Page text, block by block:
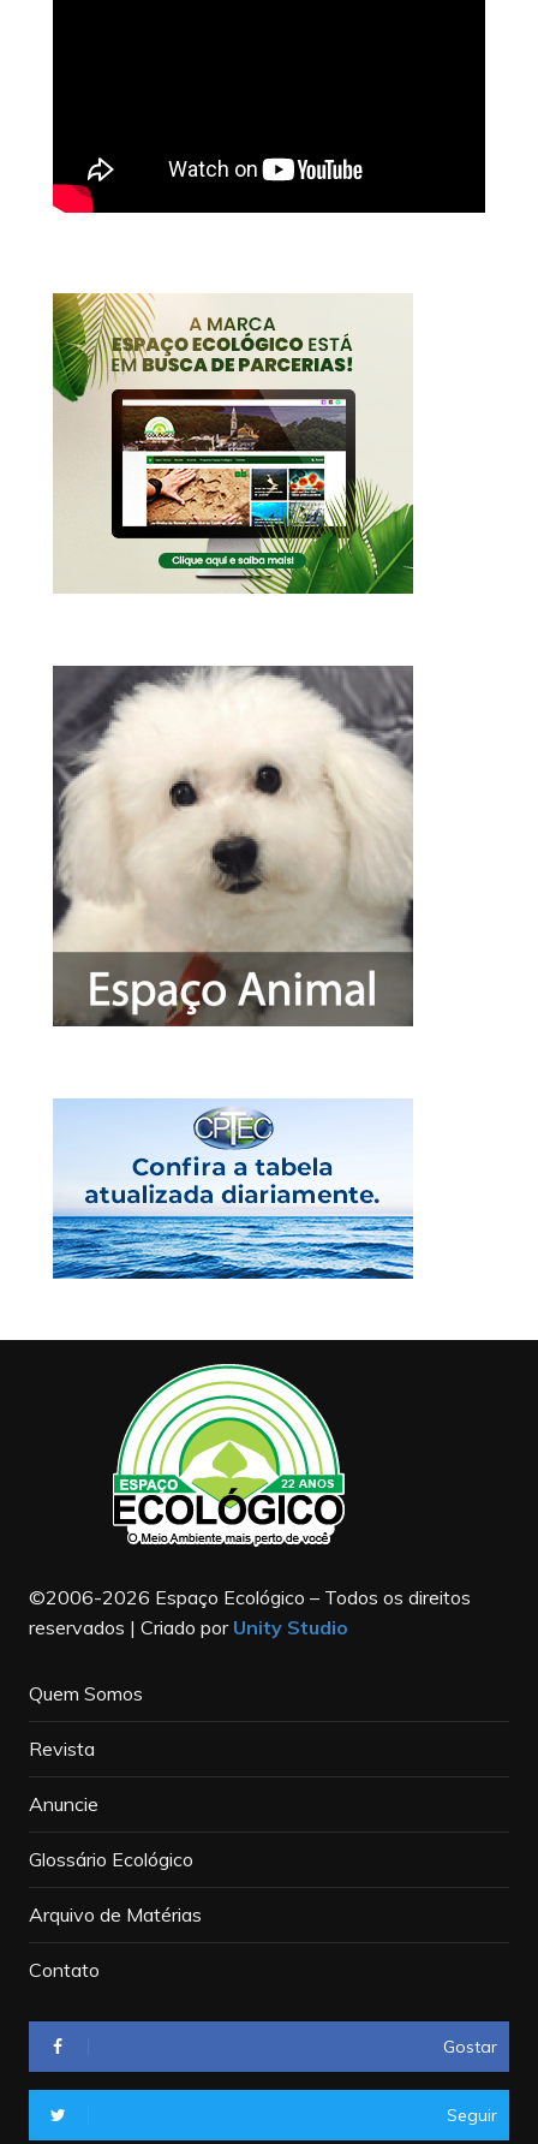
©2006-2026 Espaço Ecológico – Todos os direitos
reservados | Criado por Unity Studio
Quem Somos
Revista
Anuncie
Glossário Ecológico
Arquivo de Matérias
Contato
Gostar
Seguir